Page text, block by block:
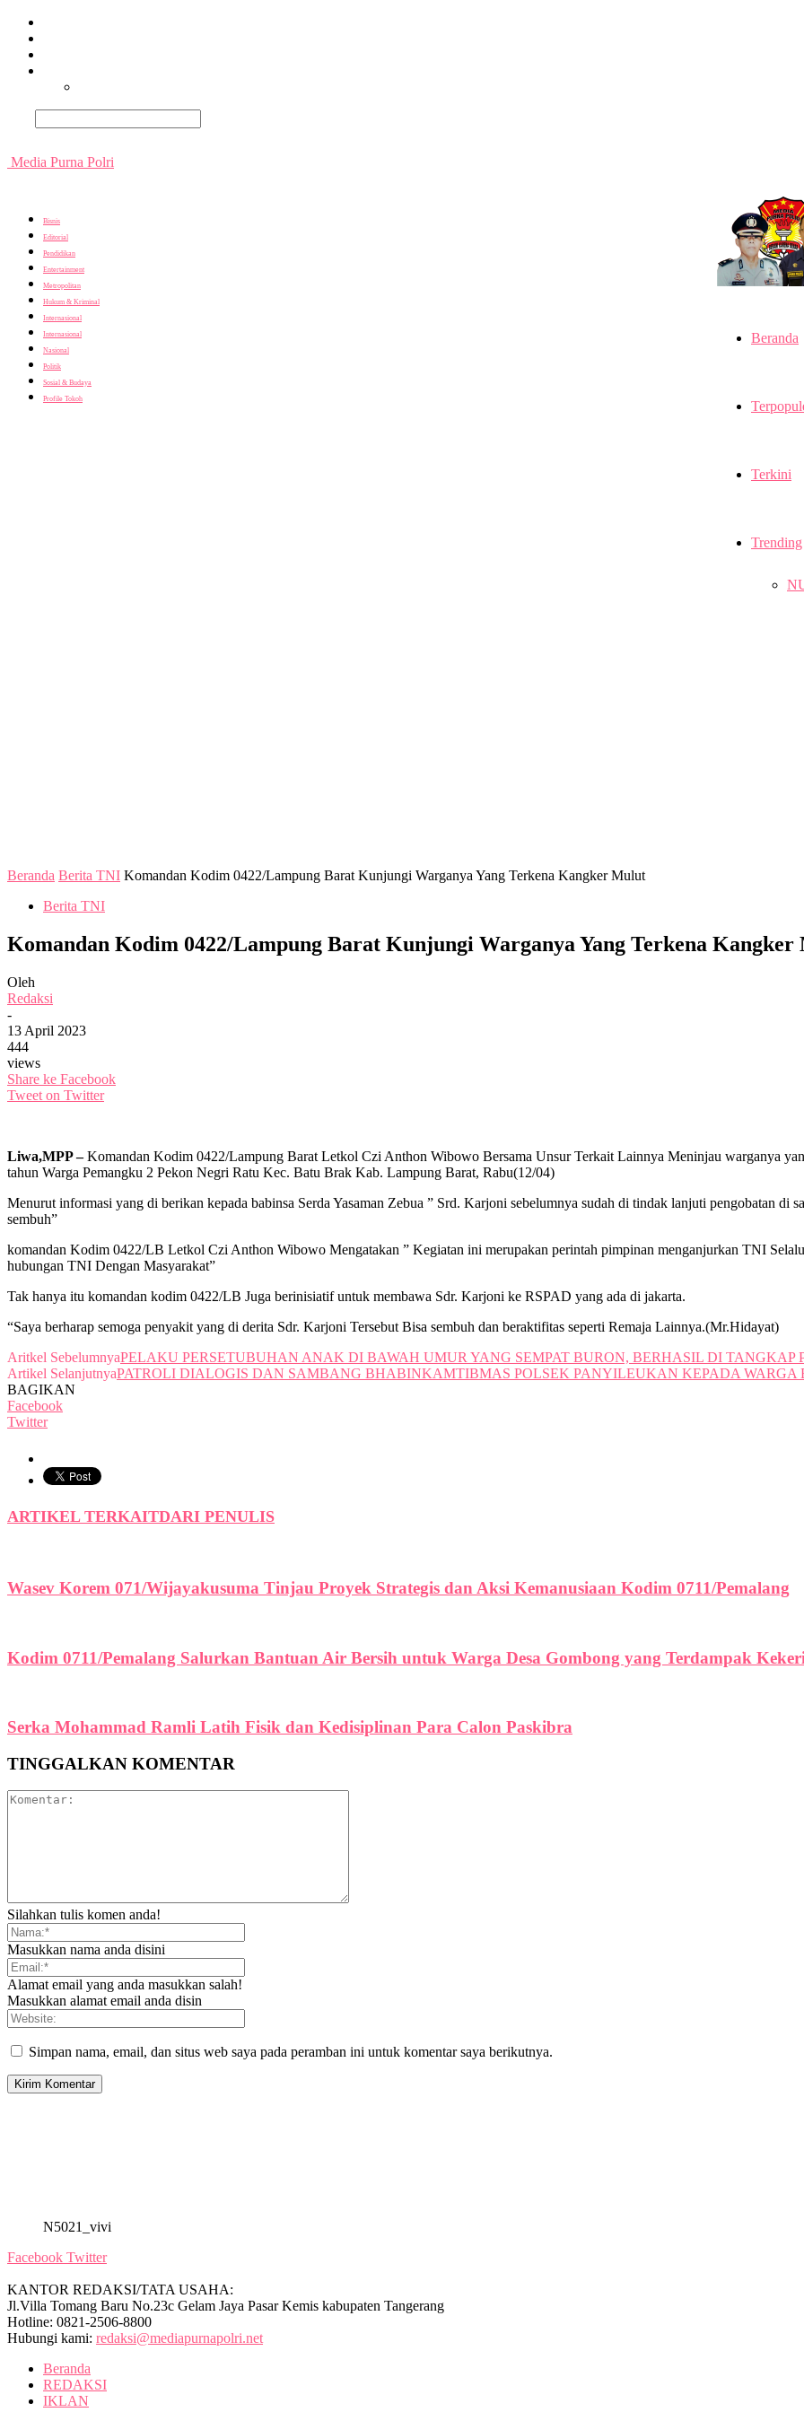
Media Purna Polri
Beranda
Terkini
Trending
Bisnis
Editorial
Pendidikan
Entertainment
Metropolitan
Hukum & Kriminal
Internasional
Internasional
Nasional
Politik
Sosial & Budaya
Profile Tokoh
Beranda Berita TNI Komandan Kodim 0422/Lampung Barat Kunjungi Warganya Yang Terkena Kangker Mulut
Berita TNI
Komandan Kodim 0422/Lampung Barat Kunjungi Warganya Yang Terkena
Oleh
Redaksi
-
13 April 2023
444
views
Share ke Facebook
Tweet on Twitter
Liwa,MPP –Komandan Kodim 0422/Lampung Barat Letkol Czi Anthon Wibowo Bersama Unsur Terkait Lainnya Meninjau warganya
tahun Warga Pemangku 2 Pekon Negri Ratu Kec. Batu Brak Kab. Lampung Barat, Rabu(12/04)
Menurut informasi yang di berikan kepada babinsa Serda Yasaman Zebua ” Srd. Karjoni sebelumnya sudah di tindak lanjuti pengobatan di
sembuh”
komandan Kodim 0422/LB Letkol Czi Anthon Wibowo Mengatakan ” Kegiatan ini merupakan perintah pimpinan menganjurkan TNI
hubungan TNI Dengan Masyarakat”
Tak hanya itu komandan kodim 0422/LB Juga berinisiatif untuk membawa Sdr. Karjoni ke RSPAD yang ada di jakarta.
“Saya berharap semoga penyakit yang di derita Sdr. Karjoni Tersebut Bisa sembuh dan beraktifitas seperti Remaja Lainnya.(Mr.Hidayat)
Aritkel SebelumnyaPELAKU PERSETUBUHAN ANAK DI BAWAH UMUR YANG SEMPAT BURON, BERHASIL DI TANGKAP
Artikel SelanjutnyaPATROLI DIALOGIS DAN SAMBANG BHABINKAMTIBMAS POLSEK PANYILEUKAN KEPADA
BAGIKAN
Facebook
Twitter
ARTIKEL TERKAITDARI PENULIS
Wasev Korem 071/Wijayakusuma Tinjau Proyek Strategis dan Aksi Kemanusiaan Kodim 0711/Pemalang
Kodim 0711/Pemalang Salurkan Bantuan Air Bersih untuk Warga Desa Gombong yang Terdampak
Serka Mohammad Ramli Latih Fisik dan Kedisiplinan Para Calon Paskibra
TINGGALKAN KOMENTAR
Silahkan tulis komen anda!
Masukkan nama anda disini
Alamat email yang anda masukkan salah!
Masukkan alamat email anda disin
Simpan nama, email, dan situs web saya pada peramban ini untuk komentar saya berikutnya.
N5021_vivi
Facebook Twitter
KANTOR REDAKSI/TATA USAHA:
Jl.Villa Tomang Baru No.23c Gelam Jaya Pasar Kemis kabupaten Tangerang
Hotline: 0821-2506-8800
Hubungi kami: redaksi@mediapurnapolri.net
Beranda
REDAKSI
IKLAN